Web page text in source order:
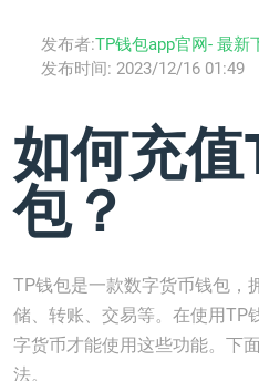
发布者:TP钱包app官网- 最新
发布时间: 2023/12/16 01:49
如何充
包？
TP钱包是一款数字货币钱包，
储、转账、交易等。在使用TP
字货币才能使用这些功能。下
法。